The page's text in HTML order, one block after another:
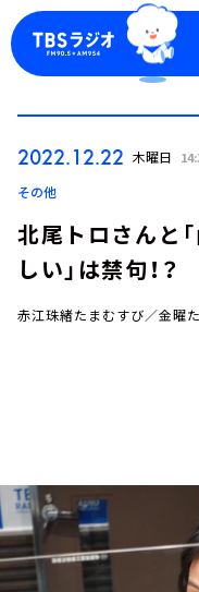
お知らせ
イベント・グッ
YouTube
会社情報
2022.12.22 木曜日
その他
北尾トロさんと「
しい」は禁句！？
赤江珠緒たまむすび／金曜